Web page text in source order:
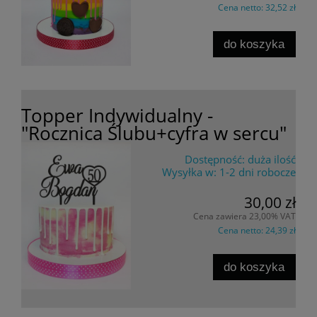
Cena netto: 32,52 zł
do koszyka
Topper Indywidualny -
"Rocznica Ślubu+cyfra w sercu"
Dostępność: duża ilość
Wysyłka w: 1-2 dni robocze
30,00 zł
Cena zawiera 23,00% VAT
Cena netto: 24,39 zł
do koszyka